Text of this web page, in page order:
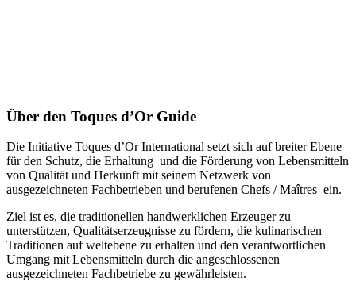
Über den Toques d’Or Guide
Die Initiative Toques d’Or International setzt sich auf breiter Ebene
für den Schutz, die Erhaltung und die Förderung von Lebensmitteln
von Qualität und Herkunft mit seinem Netzwerk von
ausgezeichneten Fachbetrieben und berufenen Chefs / Maîtres ein.
Ziel ist es, die traditionellen handwerklichen Erzeuger zu
unterstützen, Qualitätserzeugnisse zu fördern, die kulinarischen
Traditionen auf weltebene zu erhalten und den verantwortlichen
Umgang mit Lebensmitteln durch die angeschlossenen
ausgezeichneten Fachbetriebe zu gewährleisten.